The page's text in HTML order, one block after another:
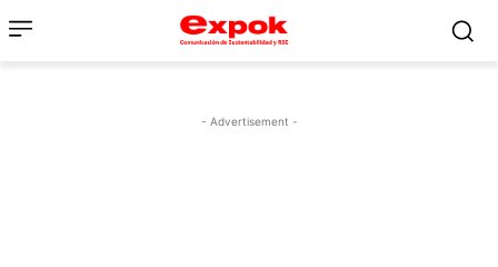
- Advertisement -